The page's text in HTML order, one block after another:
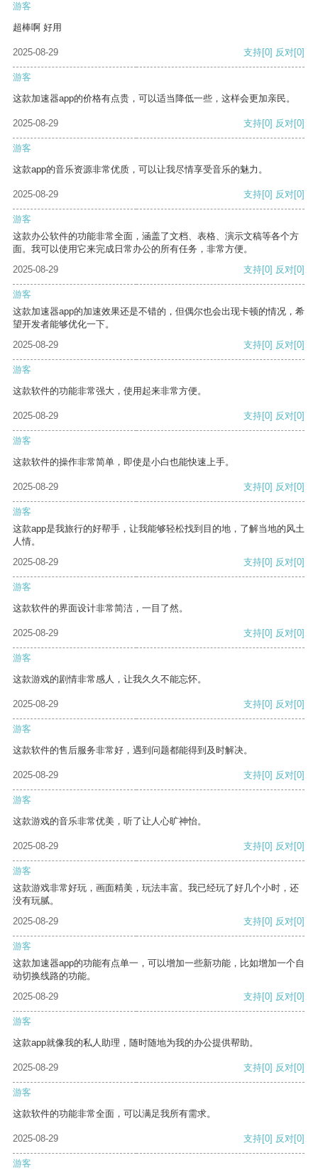
游客
超棒啊 好用
2025-08-29 支持[0] 反对[0]
游客
这款加速器app的价格有点贵，可以适当降低一些，这样会更加亲民。
2025-08-29 支持[0] 反对[0]
游客
这款app的音乐资源非常优质，可以让我尽情享受音乐的魅力。
2025-08-29 支持[0] 反对[0]
游客
这款办公软件的功能非常全面，涵盖了文档、表格、演示文稿等各个方
面。我可以使用它来完成日常办公的所有任务，非常方便。
2025-08-29
支持[0] 反对[0]
游客
这款加速器app的加速效果还是不错的，但偶尔也会出现卡顿的情况，希
望开发者能够优化一下。
2025-08-29
支持[0] 反对[0]
游客
这款软件的功能非常强大，使用起来非常方便。
2025-08-29 支持[0] 反对[0]
游客
这款软件的操作非常简单，即使是小白也能快速上手。
2025-08-29 支持[0] 反对[0]
游客
这款app是我旅行的好帮手，让我能够轻松找到目的地，了解当地的风土
人情。
2025-08-29
支持[0] 反对[0]
游客
这款软件的界面设计非常简洁，一目了然。
2025-08-29 支持[0] 反对[0]
游客
这款游戏的剧情非常感人，让我久久不能忘怀。
2025-08-29 支持[0] 反对[0]
游客
这款软件的售后服务非常好，遇到问题都能得到及时解决。
2025-08-29 支持[0] 反对[0]
游客
这款游戏的音乐非常优美，听了让人心旷神怡。
2025-08-29 支持[0] 反对[0]
游客
这款游戏非常好玩，画面精美，玩法丰富。我已经玩了好几个小时，还
没有玩腻。
2025-08-29
支持[0] 反对[0]
游客
这款加速器app的功能有点单一，可以增加一些新功能，比如增加一个自
动切换线路的功能。
2025-08-29
支持[0] 反对[0]
游客
这款app就像我的私人助理，随时随地为我的办公提供帮助。
2025-08-29 支持[0] 反对[0]
游客
这款软件的功能非常全面，可以满足我所有需求。
2025-08-29 支持[0] 反对[0]
游客